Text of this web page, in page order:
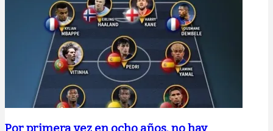
Por primera vez en ocho años, no hay